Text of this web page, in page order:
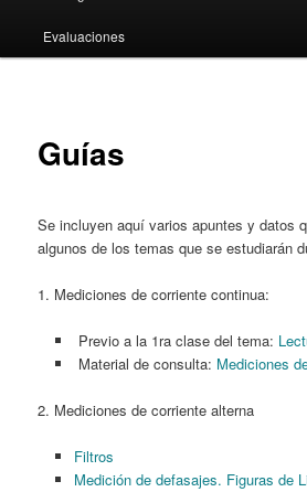
primary
Evaluaciones
Guías
Se incluyen aquí varios apuntes y datos
algunos de los temas que se estudiarán
1. Mediciones de corriente continua:
Previo a la 1ra clase del tema:
Material de consulta: Mediciones
2. Mediciones de corriente alterna
Filtros
Medición de defasajes. Figuras de